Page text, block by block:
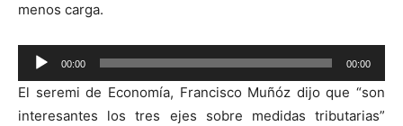
menos carga.
Reproductor
de
audio
00:00 00:00
El seremi de Economía, Francisco Muñóz dijo que “son
interesantes los tres ejes sobre medidas tributarias”